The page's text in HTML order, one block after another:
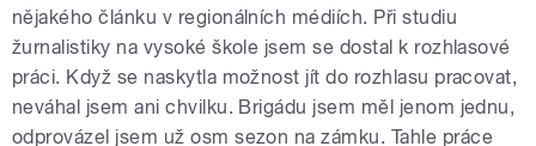
nějakého článku v regionálních médiích. Při studiu
žurnalistiky na vysoké škole jsem se dostal k rozhlasové
práci. Když se naskytla možnost jít do rozhlasu pracovat,
neváhal jsem ani chvilku. Brigádu jsem měl jenom jednu,
odprovázel jsem už osm sezon na zámku. Tahle práce